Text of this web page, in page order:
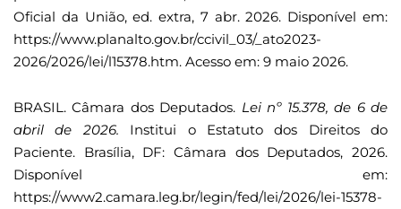
Oficial da União, ed. extra, 7 abr. 2026. Disponível em:
https://www.planalto.gov.br/ccivil_03/_ato2023-
2026/2026/lei/l15378.htm. Acesso em: 9 maio 2026.
BRASIL. Câmara dos Deputados. Lei nº 15.378, de 6 de
abril de 2026. Institui o Estatuto dos Direitos do
Paciente. Brasília, DF: Câmara dos Deputados, 2026.
Disponível em:
https://www2.camara.leg.br/legin/fed/lei/2026/lei-15378-